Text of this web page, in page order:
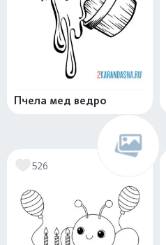
Пчела мед ведро
526